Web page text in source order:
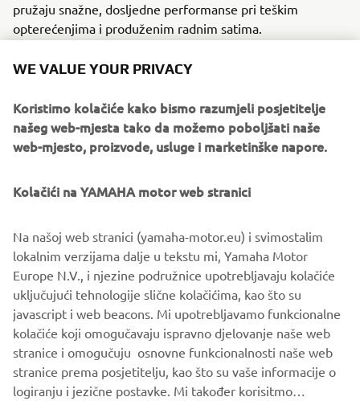
pružaju snažne, dosljedne performanse pri teškim
opterećenjima i produženim radnim satima.
Svi komercijalni modeli standardno su opremljeni
gladak i precizan odziv gasa i mjenjača, istovremeno
smanjujući umor operatera. Kompatibilnost s Yamahinim
digitalnim sustavima i Helm Master® EX omogućuje
fleksibilno postavljanje opreme i kontrola.
Dizajnirana s naglaskom na stvarnu upotrebu, serija se
pojednostavljeno održavanje, pomažući operaterima da
minimiziraju vrijeme zastoja i zadrže plovila u radu što
dulje.
OTKRIJTE KOMERCIJALNU SERIJU
WE VALUE YOUR PRIVACY
Koristimo kolačiće kako bismo razumjeli posjetitelje
našeg web-mjesta tako da možemo poboljšati naše
web-mjesto, proizvode, usluge i marketinške napore.
Kolačići na YAMAHA motor web stranici
Na našoj web stranici (yamaha-motor.eu) i svimostalim
lokalnim verzijama dalje u tekstu mi, Yamaha Motor
Europe N.V., i njezine podružnice upotrebljavaju kolačiće
uključujući tehnologije slične kolačićima, kao što su
javascript i web beacons. Mi upotrebljavamo funkcionalne
kolačiće koji omogučavaju ispravno djelovanje naše web
stranice i omogučuju osnovne funkcionalnosti naše web
stranice prema posjetitelju, kao što su vaše informacije o
logiranju i jezične postavke. Mi također korisitmo